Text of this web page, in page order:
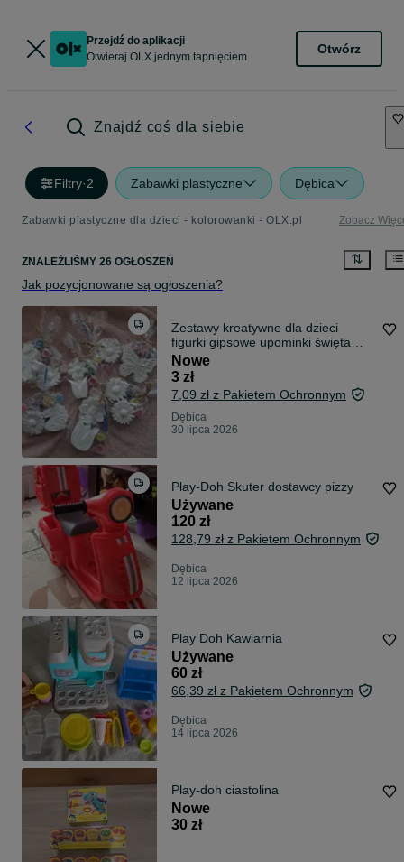
Przejdź do aplikacji
Otwieraj OLX jednym tapnięciem
Otwórz
Znajdź coś dla siebie
Filtry·2 Zabawki plastyczne Dębica
Zabawki plastyczne dla dzieci - kolorowanki - OLX.pl Zobacz
ZNALEŹLIŚMY 26 OGŁOSZEŃ
Jak pozycjonowane są ogłoszenia?
Zestawy kreatywne dla dzieci
figurki gipsowe upominki święta
urodziny
Nowe
3 zł
7,09 zł z Pakietem Ochronnym
Dębica
30 lipca 2026
Play-Doh Skuter dostawcy pizzy
Używane
120 zł
128,79 zł z Pakietem Ochronnym
Dębica
12 lipca 2026
Play Doh Kawiarnia
Używane
60 zł
66,39 zł z Pakietem Ochronnym
Dębica
14 lipca 2026
Play-doh ciastolina
Nowe
30 zł